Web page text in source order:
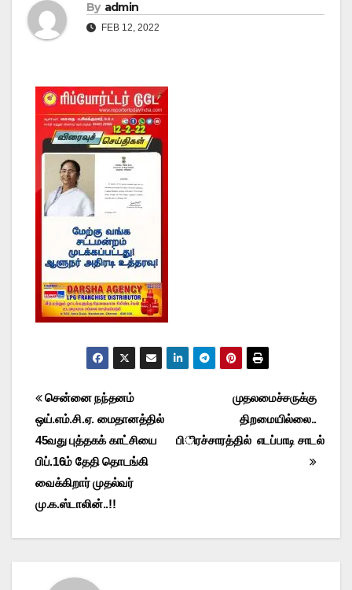
By admin
FEB 12, 2022
Post
navigation
முதலமைச்சருக்கு
திறமையில்லை..
பிரச்சாரத்தில் எடப்பாடி சாடல்
சென்னை நந்தனம்
ஒய்.எம்.சி.ஏ. மைதானத்தில்
45வது புத்தகக் காட்சியை
பிப்.16ம் தேதி தொடங்கி
வைக்கிறார் முதல்வர்
மு.க.ஸ்டாலின்..!!